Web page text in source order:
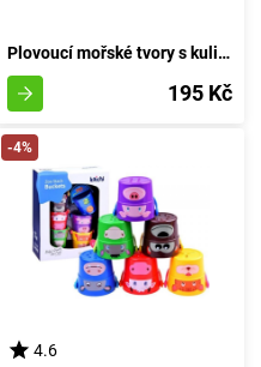
Plovoucí mořské tvory s kuličkami pro koupání
195 Kč
-4%
4.6